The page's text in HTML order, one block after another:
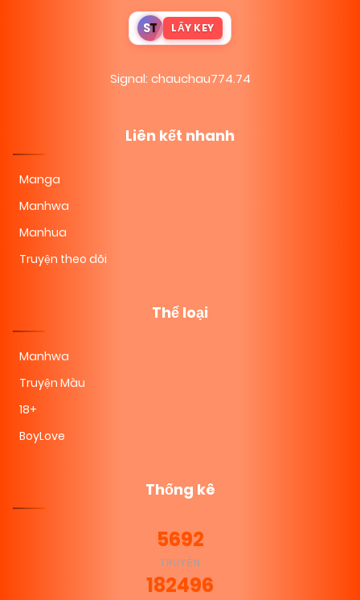
ST LẤY KEY
Signal: chauchau774.74
Liên kết nhanh
Manga
Manhwa
Manhua
Truyện theo dõi
Thể loại
Manhwa
Truyện Màu
18+
BoyLove
Thống kê
5692
TRUYỆN
182496